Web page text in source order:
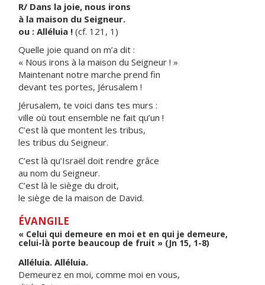
R/ Dans la joie, nous irons
à la maison du Seigneur.
ou : Alléluia ! (cf. 121, 1)
Quelle joie quand on m’a dit :
« Nous irons à la maison du Seigneur ! »
Maintenant notre marche prend fin
devant tes portes, Jérusalem !
Jérusalem, te voici dans tes murs :
ville où tout ensemble ne fait qu’un !
C’est là que montent les tribus,
les tribus du Seigneur.
C’est là qu’Israël doit rendre grâce
au nom du Seigneur.
C’est là le siège du droit,
le siège de la maison de David.
ÉVANGILE
« Celui qui demeure en moi et en qui je demeure,
celui-là porte beaucoup de fruit » (Jn 15, 1-8)
Alléluia. Alléluia.
Demeurez en moi, comme moi en vous,